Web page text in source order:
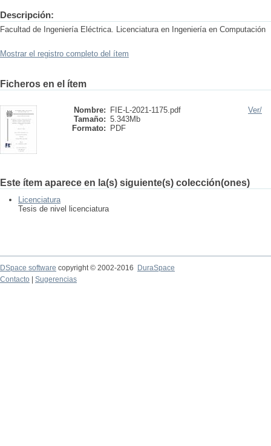
Descripción:
Facultad de Ingeniería Eléctrica. Licenciatura en Ingeniería en Computación
Mostrar el registro completo del ítem
Ficheros en el ítem
Nombre:
FIE-L-2021-1175.pdf
Tamaño: 5.343Mb
Formato:
PDF
Ver/
Este ítem aparece en la(s) siguiente(s) colección(ones)
Licenciatura
Tesis de nivel licenciatura
DSpace software copyright © 2002-2016
DuraSpace
Contacto
Sugerencias